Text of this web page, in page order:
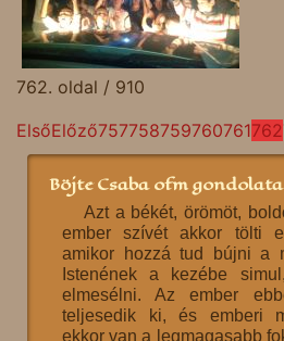
762. oldal / 910
ElsőElőző757758759760761762
Böjte Csaba ofm gondolata
Azt a békét, örömöt,
ember szívét akkor tölti
amikor hozzá tud bújni a
Istenének a kezébe
elmesélni. Az ember
teljesedik ki, és emberi
ekkor van a legmagasabb